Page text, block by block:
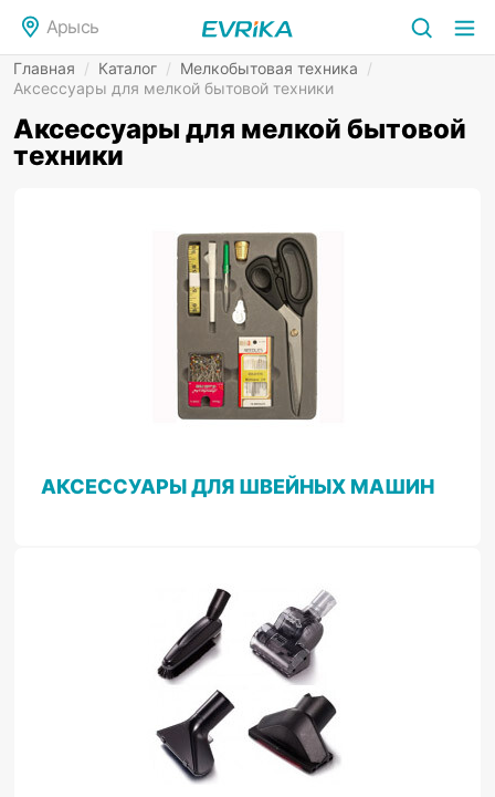
Арысь
Главная / Каталог / Мелкобытовая техника /
Аксессуары для мелкой бытовой техники
Аксессуары для мелкой бытовой
техники
АКСЕССУАРЫ ДЛЯ ШВЕЙНЫХ МАШИН